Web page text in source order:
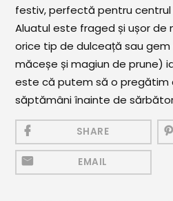
Aperitive Calde
Aperitive Reci
Mezeluri
Ronțăieli
Băuturi
Băuturi calde
Băuturi reci
festiv, perfectă pentru centrul
Aluatul este fraged și ușor
orice tip de dulceață sau
măceșe și magiun de prune)
este că putem să o pregătim
săptămâni înainte de
SHARE
EMAIL